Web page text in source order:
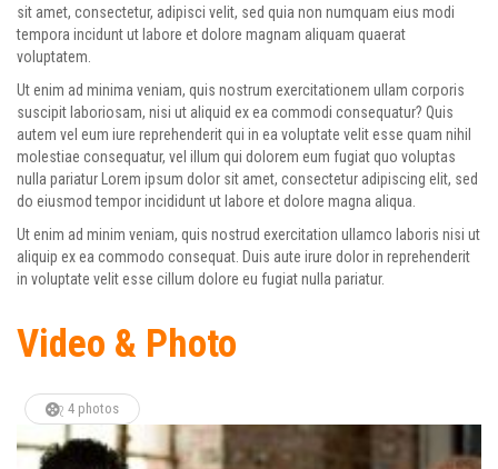
sit amet, consectetur, adipisci velit, sed quia non numquam eius modi
tempora incidunt ut labore et dolore magnam aliquam quaerat
voluptatem.
Ut enim ad minima veniam, quis nostrum exercitationem ullam corporis
suscipit laboriosam, nisi ut aliquid ex ea commodi consequatur? Quis
autem vel eum iure reprehenderit qui in ea voluptate velit esse quam nihil
molestiae consequatur, vel illum qui dolorem eum fugiat quo voluptas
nulla pariatur Lorem ipsum dolor sit amet, consectetur adipiscing elit, sed
do eiusmod tempor incididunt ut labore et dolore magna aliqua.
Ut enim ad minim veniam, quis nostrud exercitation ullamco laboris nisi ut
aliquip ex ea commodo consequat. Duis aute irure dolor in reprehenderit
in voluptate velit esse cillum dolore eu fugiat nulla pariatur.
Video & Photo
4 photos